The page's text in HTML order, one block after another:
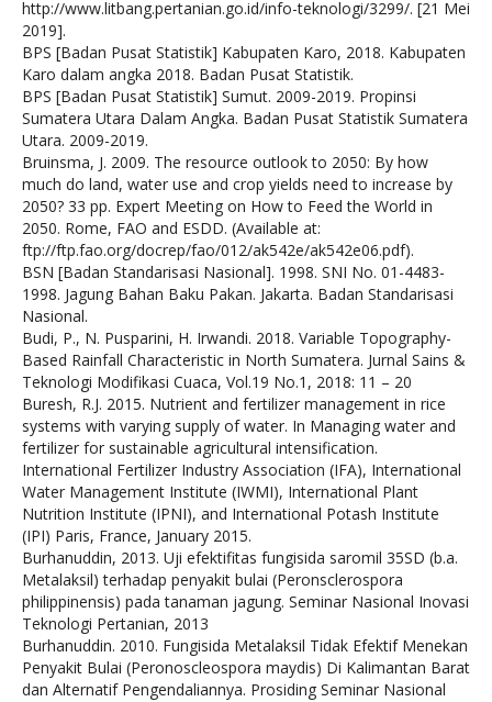
http://www.litbang.pertanian.go.id/info-teknologi/3299/. [21 Mei
2019].
BPS [Badan Pusat Statistik] Kabupaten Karo, 2018. Kabupaten
Karo dalam angka 2018. Badan Pusat Statistik.
BPS [Badan Pusat Statistik] Sumut. 2009-2019. Propinsi
Sumatera Utara Dalam Angka. Badan Pusat Statistik Sumatera
Utara. 2009-2019.
Bruinsma, J. 2009. The resource outlook to 2050: By how
much do land, water use and crop yields need to increase by
2050? 33 pp. Expert Meeting on How to Feed the World in
2050. Rome, FAO and ESDD. (Available at:
ftp://ftp.fao.org/docrep/fao/012/ak542e/ak542e06.pdf).
BSN [Badan Standarisasi Nasional]. 1998. SNI No. 01-4483-
1998. Jagung Bahan Baku Pakan. Jakarta. Badan Standarisasi
Nasional.
Budi, P., N. Pusparini, H. Irwandi. 2018. Variable Topography-
Based Rainfall Characteristic in North Sumatera. Jurnal Sains &
Teknologi Modifikasi Cuaca, Vol.19 No.1, 2018: 11 – 20
Buresh, R.J. 2015. Nutrient and fertilizer management in rice
systems with varying supply of water. In Managing water and
fertilizer for sustainable agricultural intensification.
International Fertilizer Industry Association (IFA), International
Water Management Institute (IWMI), International Plant
Nutrition Institute (IPNI), and International Potash Institute
(IPI) Paris, France, January 2015.
Burhanuddin, 2013. Uji efektifitas fungisida saromil 35SD (b.a.
Metalaksil) terhadap penyakit bulai (Peronsclerospora
philippinensis) pada tanaman jagung. Seminar Nasional Inovasi
Teknologi Pertanian, 2013
Burhanuddin. 2010. Fungisida Metalaksil Tidak Efektif Menekan
Penyakit Bulai (Peronoscleospora maydis) Di Kalimantan Barat
dan Alternatif Pengendaliannya. Prosiding Seminar Nasional